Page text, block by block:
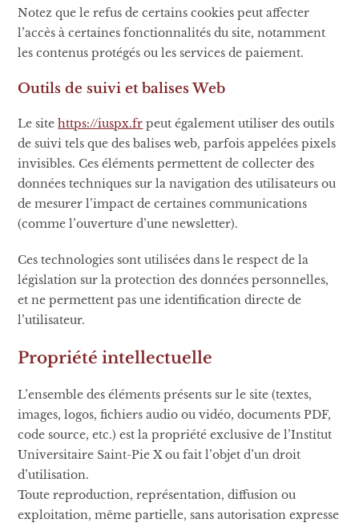
Notez que le refus de certains cookies peut affecter
l’accès à certaines fonctionnalités du site, notamment
les contenus protégés ou les services de paiement.
Outils de suivi et balises Web
Le sitehttps://iuspx.fr peut également utiliser des outils
de suivi tels que des balises web, parfois appelées pixels
invisibles. Ces éléments permettent de collecter des
données techniques sur la navigation des utilisateurs ou
de mesurer l’impact de certaines communications
(comme l’ouverture d’une newsletter).
Ces technologies sont utilisées dans le respect de la
législation sur la protection des données personnelles,
et ne permettent pas une identification directe de
l’utilisateur.
Propriété intellectuelle
L’ensemble des éléments présents sur le site (textes,
images, logos, fichiers audio ou vidéo, documents PDF,
code source, etc.) est la propriété exclusive de l’Institut
Universitaire Saint-Pie X ou fait l’objet d’un droit
d’utilisation.
Toute reproduction, représentation, diffusion ou
exploitation, même partielle, sans autorisation expresse